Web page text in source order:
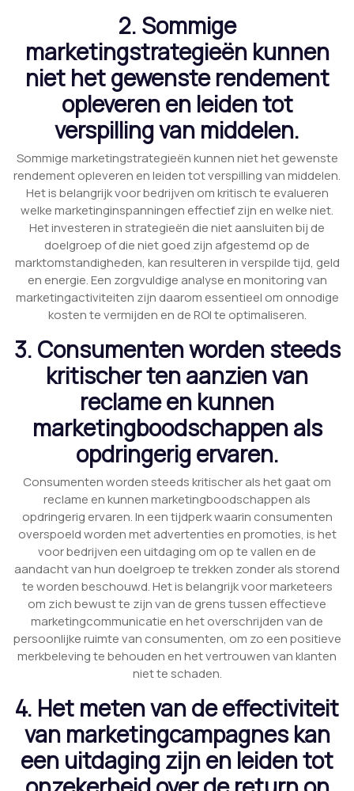
2. Sommige
marketingstrategieën kunnen
niet het gewenste rendement
opleveren en leiden tot
verspilling van middelen.
Sommige marketingstrategieën kunnen niet het gewenste
rendement opleveren en leiden tot verspilling van middelen.
Het is belangrijk voor bedrijven om kritisch te evalueren
welke marketinginspanningen effectief zijn en welke niet.
Het investeren in strategieën die niet aansluiten bij de
doelgroep of die niet goed zijn afgestemd op de
marktomstandigheden, kan resulteren in verspilde tijd, geld
en energie. Een zorgvuldige analyse en monitoring van
marketingactiviteiten zijn daarom essentieel om onnodige
kosten te vermijden en de ROI te optimaliseren.
3. Consumenten worden steeds
kritischer ten aanzien van
reclame en kunnen
marketingboodschappen als
opdringerig ervaren.
Consumenten worden steeds kritischer als het gaat om
reclame en kunnen marketingboodschappen als
opdringerig ervaren. In een tijdperk waarin consumenten
overspoeld worden met advertenties en promoties, is het
voor bedrijven een uitdaging om op te vallen en de
aandacht van hun doelgroep te trekken zonder als storend
te worden beschouwd. Het is belangrijk voor marketeers
om zich bewust te zijn van de grens tussen effectieve
marketingcommunicatie en het overschrijden van de
persoonlijke ruimte van consumenten, om zo een positieve
merkbeleving te behouden en het vertrouwen van klanten
niet te schaden.
4. Het meten van de effectiviteit
van marketingcampagnes kan
een uitdaging zijn en leiden tot